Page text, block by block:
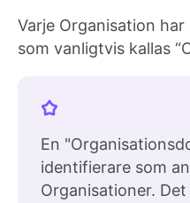
Varje Organisation
som vanligtvis kallas
En
identifierare som
Organisationer.